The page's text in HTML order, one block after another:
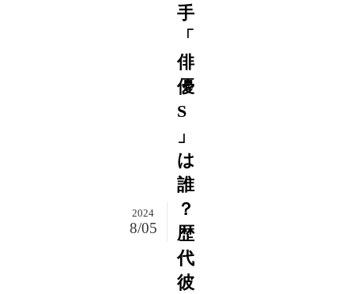
手
「
俳
優
S
」
は
誰
？
歴
代
彼
2024
8/05